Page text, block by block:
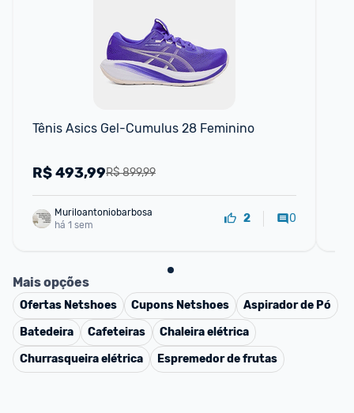
Tênis Asics Gel-Cumulus 28 Feminino
R$ 899,99
R$493,99
Muriloantoniobarbosa
há 1 sem
2 0
Mais opções
Ofertas Netshoes Cupons Netshoes
Aspirador de Pó
Batedeira
Cafeteiras
Chaleira elétrica
Churrasqueira elétrica
Espremedor de frutas